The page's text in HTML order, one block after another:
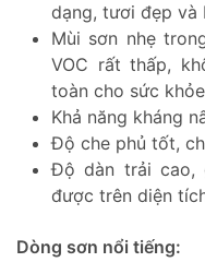
dạng, tươi đẹp và
Mùi sơn nhẹ
VOC rất thấp,
toàn cho sức
Khả năng kháng
Độ che phủ tốt,
Độ dàn trải cao,
được trên diện
Dòng sơn nổi tiếng: